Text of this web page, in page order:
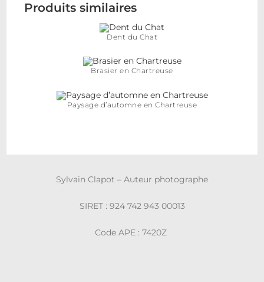
Produits similaires
Dent du Chat
Brasier en Chartreuse
Paysage d’automne en Chartreuse
Sylvain Clapot – Auteur photographe
SIRET : 924 742 943 00013
Code APE : 7420Z